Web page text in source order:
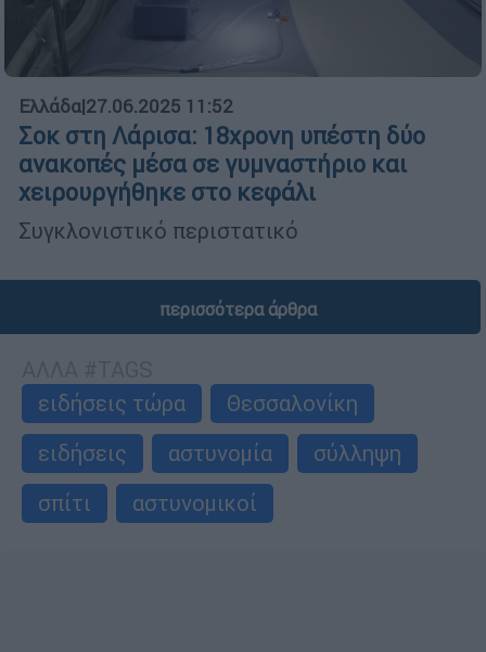
Ελλάδα|27.06.2025 11:52
Σοκ στη Λάρισα: 18χρονη υπέστη δύο
ανακοπές μέσα σε γυμναστήριο και
χειρουργήθηκε στο κεφάλι
Συγκλονιστικό περιστατικό
περισσότερα άρθρα
ειδήσεις τώρα
Θεσσαλονίκη
ειδήσεις
αστυνομία
σύλληψη
σπίτι
αστυνομικοί